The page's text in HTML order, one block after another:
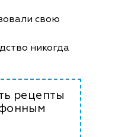
свою
никогда
рецепты